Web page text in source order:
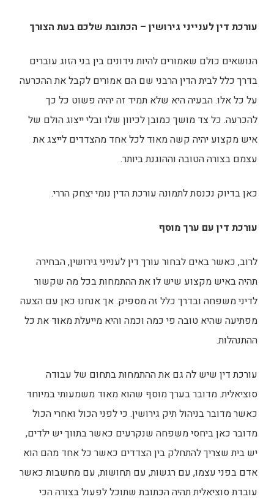
עורכת דין לענייני גירושין – הכתובת שלכם בעת הצורך
הנושאים כולם שאמורים להיות נידונים בין בני הזוג עוברים
בדרך כלל לבית הדין הרבני שם הם אמורים לקבל את ההכרעה
על כל אלו. הבעיה היא שלא תמיד זה יהיה פשוט כל כך
להכרעה. כל צד מושך כמובן לכיוון שלו ובלי ייצוג הולם של
איש מקצוע יהיה קשה מאוד לכל אחד מהצדדים לייצג את
עצמם בצורה הטובה וההוגנת ביותר.
כאן בדיוק נכנסת לתמונה עורכת הדין נומי יצחק הררי.
עורכת דין עם ערך מוסף
לרוב, כאשר באים לבחור עורך דין לענייני גירושין, הבחירה
תהיה באיש מקצוע שיש לו את ההתמחות בכל מה שקשור
לדיני משפחה ובדרך כלל זה מספיק. אך אנחנו כאן עם הצעה
מפתיעה שהיא טובה פי כמה וכמה והיא מייעלת מאוד את כל
ההתנהלות.
עורכת דין שיש לה גם את ההתמחות בתחום של עבודה
סוציאלית. מדובר בערך מוסף שהוא מאוד משמעותי במיוחד
כאשר מדובר בניהול תיק גירושין. כי לפני הכול ואחרי הכול
מדובר כאן ביחסי משפחה שנקרעים כאשר בתווך יש ילדים,
יש בית שצריך להתחלק בין הצדדים כאשר כל אחד מהם הוא
אדם בפני עצמו, עם רגשות, עם תחושות, עם מחשבות כאשר
עובדת סוציאלית תהיה הכתובת שתוכל לפעול בצורה הכי